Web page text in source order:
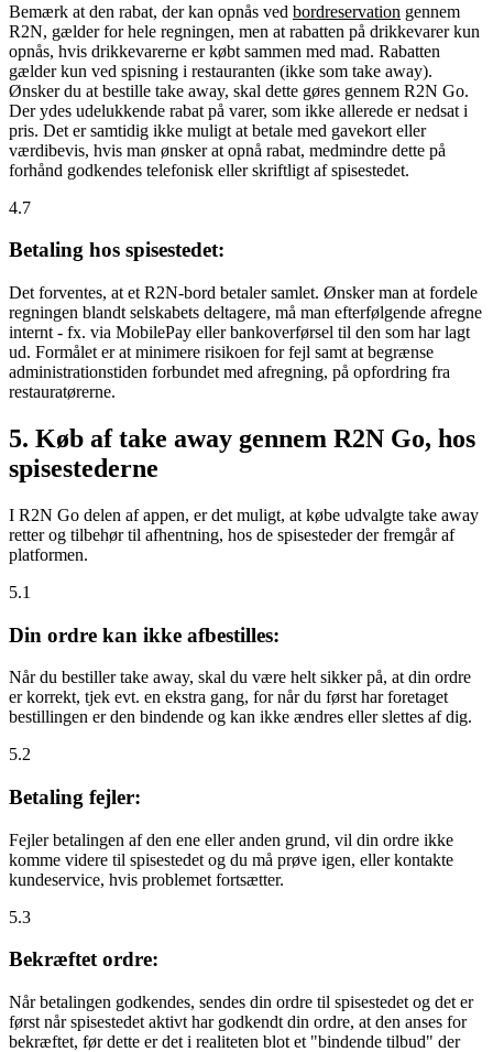
Bemærk at den rabat, der kan opnås ved bordreservation gennem
R2N, gælder for hele regningen, men at rabatten på drikkevarer kun
opnås, hvis drikkevarerne er købt sammen med mad. Rabatten
gælder kun ved spisning i restauranten (ikke som take away).
Ønsker du at bestille take away, skal dette gøres gennem R2N Go.
Der ydes udelukkende rabat på varer, som ikke allerede er nedsat i
pris. Det er samtidig ikke muligt at betale med gavekort eller
værdibevis, hvis man ønsker at opnå rabat, medmindre dette på
forhånd godkendes telefonisk eller skriftligt af spisestedet.
4.7
Betaling hos spisestedet:
Det forventes, at et R2N-bord betaler samlet. Ønsker man at fordele
regningen blandt selskabets deltagere, må man efterfølgende afregne
internt - fx. via MobilePay eller bankoverførsel til den som har lagt
ud. Formålet er at minimere risikoen for fejl samt at begrænse
administrationstiden forbundet med afregning, på opfordring fra
restauratørerne.
5. Køb af take away gennem R2N Go, hos
spisestederne
I R2N Go delen af appen, er det muligt, at købe udvalgte take away
retter og tilbehør til afhentning, hos de spisesteder der fremgår af
platformen.
5.1
Din ordre kan ikke afbestilles:
Når du bestiller take away, skal du være helt sikker på, at din ordre
er korrekt, tjek evt. en ekstra gang, for når du først har foretaget
bestillingen er den bindende og kan ikke ændres eller slettes af dig.
5.2
Betaling fejler:
Fejler betalingen af den ene eller anden grund, vil din ordre ikke
komme videre til spisestedet og du må prøve igen, eller kontakte
kundeservice, hvis problemet fortsætter.
5.3
Bekræftet ordre:
Når betalingen godkendes, sendes din ordre til spisestedet og det er
først når spisestedet aktivt har godkendt din ordre, at den anses for
bekræftet, før dette er det i realiteten blot et "bindende tilbud" der